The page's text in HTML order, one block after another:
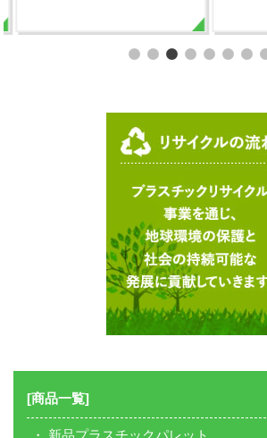
[商品一覧]
新品プラスチックパレット